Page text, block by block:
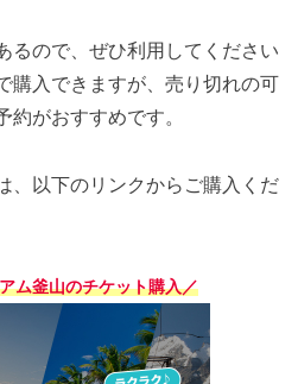
るので、ぜひ利用してください
購入できますが、売り切れの可
約がおすすめです。
、以下のリンクからご購入くだ
ム釜山のチケット購入／